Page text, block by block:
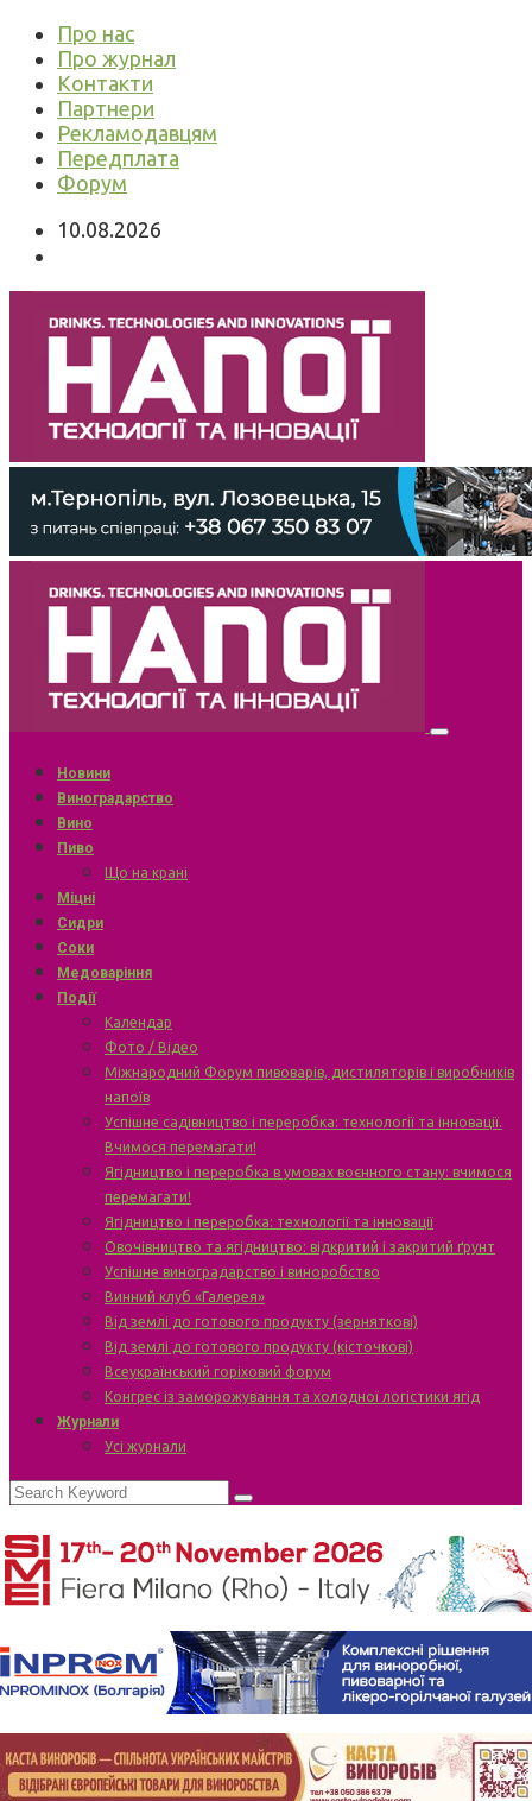
Про нас
Про журнал
Контакти
Партнери
Рекламодавцям
Передплата
Форум
10.08.2026
Новини
Виноградарство
Вино
Пиво
Що на крані
Міцні
Сидри
Соки
Медоваріння
Події
Календар
Фото / Відео
Міжнародний Форум пивоварів, дистиляторів і виробників
напоїв
Успішне садівництво і переробка: технології та інновації.
Вчимося перемагати!
Ягідництво і переробка в умовах воєнного стану: вчимося
перемагати!
Ягідництво і переробка: технології та інновації
Овочівництво та ягідництво: відкритий і закритий ґрунт
Успішне виноградарство і виноробство
Винний клуб «Галерея»
Від землі до готового продукту (зерняткові)
Від землі до готового продукту (кісточкові)
Всеукраїнський горіховий форум
Конгрес із заморожування та холодної логістики ягід
Журнали
Усі журнали